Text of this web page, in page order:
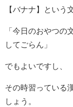
【バナナ】という
「今日のおやつの
してごらん」
でもよいですし、
その時習っている
しょう。